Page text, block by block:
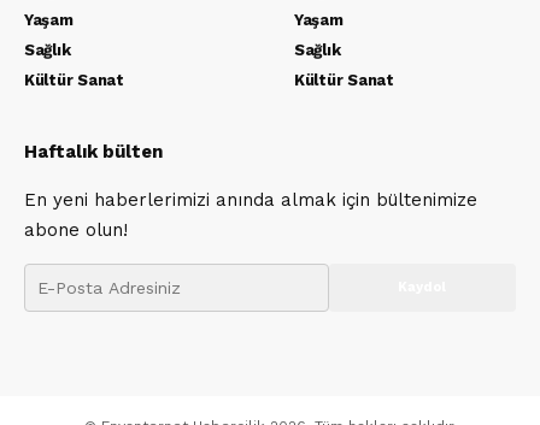
Yaşam
Sağlık
Kültür Sanat
Yaşam
Sağlık
Kültür Sanat
Haftalık bülten
En yeni haberlerimizi anında almak için bültenimize
abone olun!